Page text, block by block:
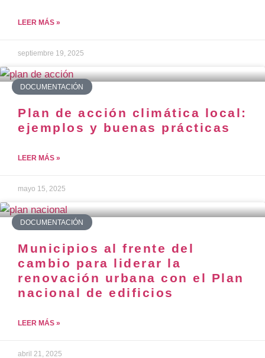
LEER MÁS »
septiembre 19, 2025
DOCUMENTACIÓN
Plan de acción climática local:
ejemplos y buenas prácticas
LEER MÁS »
mayo 15, 2025
DOCUMENTACIÓN
Municipios al frente del
cambio para liderar la
renovación urbana con el Plan
nacional de edificios
LEER MÁS »
abril 21, 2025